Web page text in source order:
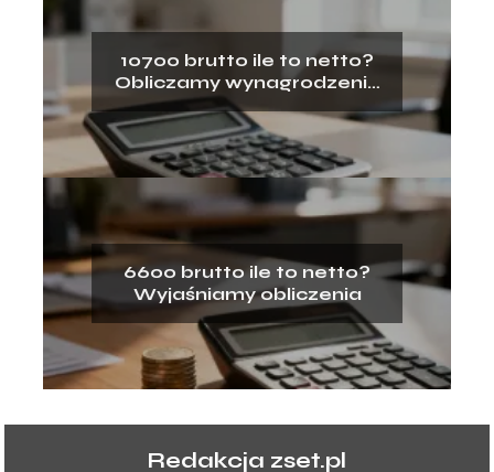
10700 brutto ile to netto?
Obliczamy wynagrodzenie
na rękę
6600 brutto ile to netto?
Wyjaśniamy obliczenia
Redakcja zset.pl